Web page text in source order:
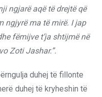
ngjarë aqë të drejtë që
ngjyrë ma të mirë. I jap
fëmijve t’ja shtijmë në
Zoti Jashar.”.
duhej të fillonte
duhej të kryheshin të